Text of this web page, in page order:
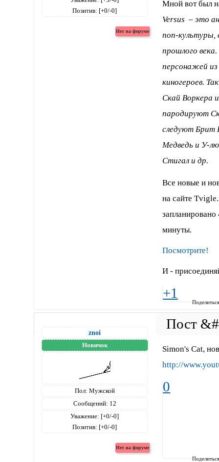
Позитив: [+0/-0]
Мной вот был
Versus – это
поп-культуры,
прошлого
персонажей
киногероев.
Скай Воркера
пародируют
следуют Брит
Медведь и У-
Стигал и др.
Все новые и
на сайте
минуты.
Посмотрите!
И -
+1
znoi
Новичок
Пол: Мужской
Сообщений: 12
Уважение: [+0/-0]
Позитив: [+0/-0]
Simon's Cat,
http://
0